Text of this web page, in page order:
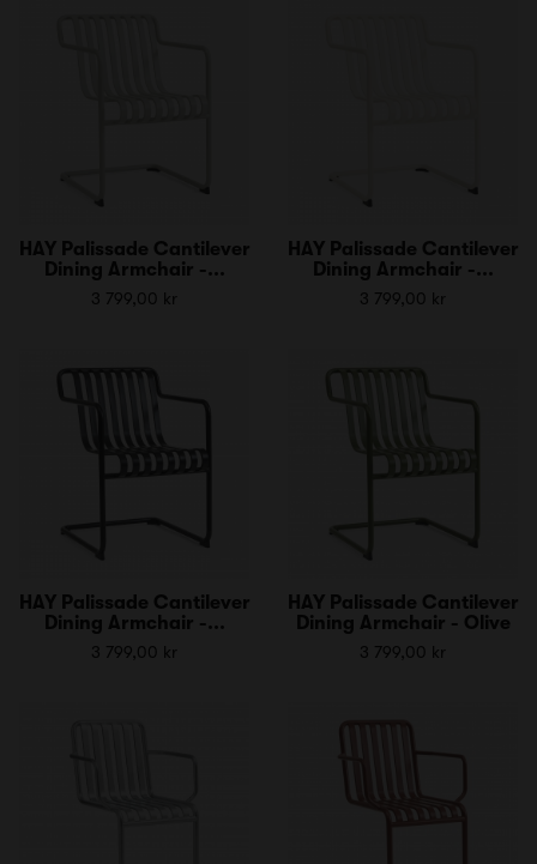
HAY Palissade Cantilever
Dining Armchair -...
3 799,00 kr
HAY Palissade Cantilever
Dining Armchair -...
3 799,00 kr
HAY Palissade Cantilever
Dining Armchair -...
3 799,00 kr
HAY Palissade Cantilever
Dining Armchair - Olive
3 799,00 kr